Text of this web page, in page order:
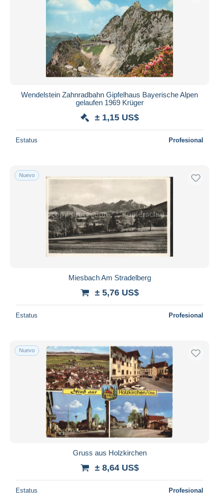
Wendelstein Zahnradbahn Gipfelhaus Bayerische Alpen
gelaufen 1969 Krüger
± 1,15 US$
Estatus Profesional
Nuevo
Miesbach Am Stradelberg
± 5,76 US$
Estatus Profesional
Nuevo
Gruss aus Holzkirchen
± 8,64 US$
Estatus Profesional